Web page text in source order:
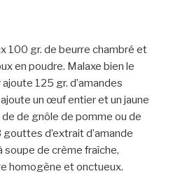
100 gr. de beurre chambré et
en poudre. Malaxe bien le
125 gr. d’amandes
un œuf entier et un jaune
de gnôle de pomme ou de
d’extrait d’amande
soupe de crème fraîche,
homogène et onctueux.